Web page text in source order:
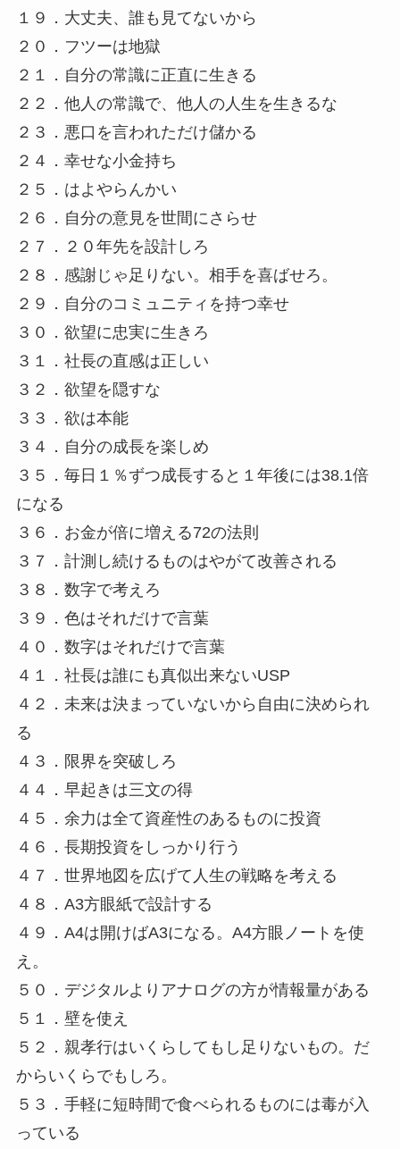
１９．大丈夫、誰も見てないから
２０．フツーは地獄
２１．自分の常識に正直に生きる
２２．他人の常識で、他人の人生を生きるな
２３．悪口を言われただけ儲かる
２４．幸せな小金持ち
２５．はよやらんかい
２６．自分の意見を世間にさらせ
２７．２０年先を設計しろ
２８．感謝じゃ足りない。相手を喜ばせろ。
２９．自分のコミュニティを持つ幸せ
３０．欲望に忠実に生きろ
３１．社長の直感は正しい
３２．欲望を隠すな
３３．欲は本能
３４．自分の成長を楽しめ
３５．毎日１％ずつ成長すると１年後には38.1倍
になる
３６．お金が倍に増える72の法則
３７．計測し続けるものはやがて改善される
３８．数字で考えろ
３９．色はそれだけで言葉
４０．数字はそれだけで言葉
４１．社長は誰にも真似出来ないUSP
４２．未来は決まっていないから自由に決められ
る
４３．限界を突破しろ
４４．早起きは三文の得
４５．余力は全て資産性のあるものに投資
４６．長期投資をしっかり行う
４７．世界地図を広げて人生の戦略を考える
４８．A3方眼紙で設計する
４９．A4は開けばA3になる。A4方眼ノートを使
え。
５０．デジタルよりアナログの方が情報量がある
５１．壁を使え
５２．親孝行はいくらしてもし足りないもの。だ
からいくらでもしろ。
５３．手軽に短時間で食べられるものには毒が入
っている